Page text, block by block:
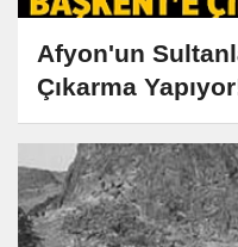
Afyon'un
Çıkarma